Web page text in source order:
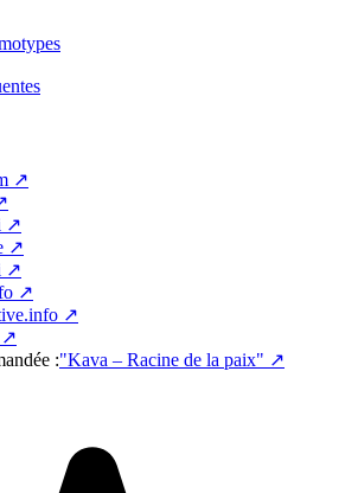
↗
↗
↗
↗
↗
↗
↗
:"Kava – Racine de la paix" ↗